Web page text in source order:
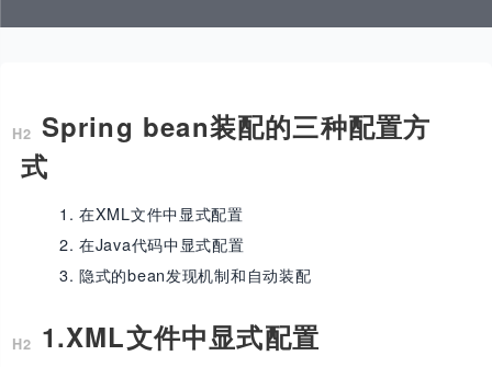
Spring bean装配的三种配置方
式
在XML文件中显式配置
在Java代码中显式配置
隐式的bean发现机制和自动装配
1.XML文件中显式配置